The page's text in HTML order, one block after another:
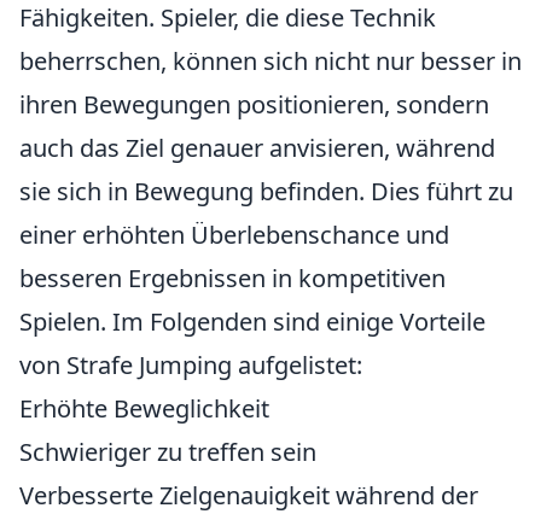
Fähigkeiten. Spieler, die diese Technik
beherrschen, können sich nicht nur besser in
ihren Bewegungen positionieren, sondern
auch das Ziel genauer anvisieren, während
sie sich in Bewegung befinden. Dies führt zu
einer erhöhten Überlebenschance und
besseren Ergebnissen in kompetitiven
Spielen. Im Folgenden sind einige Vorteile
von Strafe Jumping aufgelistet:
Erhöhte Beweglichkeit
Schwieriger zu treffen sein
Verbesserte Zielgenauigkeit während der